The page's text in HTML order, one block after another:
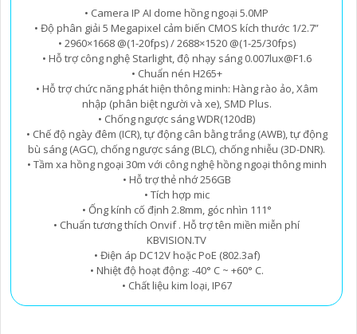
• Camera IP AI dome hồng ngoại 5.0MP
• Độ phân giải 5 Megapixel cảm biến CMOS kích thước 1/2.7”
• 2960×1668 @(1-20fps) / 2688×1520 @(1-25/30fps)
• Hỗ trợ công nghệ Starlight, độ nhạy sáng 0.007lux@F1.6
• Chuẩn nén H265+
• Hỗ trợ chức năng phát hiện thông minh: Hàng rào ảo, Xâm
nhập (phân biệt người và xe), SMD Plus.
• Chống ngược sáng WDR(120dB)
• Chế độ ngày đêm (ICR), tự động cân bằng trắng (AWB), tự động
bù sáng (AGC), chống ngược sáng (BLC), chống nhiễu (3D-DNR).
• Tầm xa hồng ngoại 30m với công nghệ hồng ngoại thông minh
• Hỗ trợ thẻ nhớ 256GB
• Tích hợp mic
• Ống kính cố định 2.8mm, góc nhìn 111°
• Chuẩn tương thích Onvif . Hỗ trợ tên miền miễn phí
KBVISION.TV
• Điện áp DC12V hoặc PoE (802.3af)
• Nhiệt độ hoạt động: -40° C ~ +60° C.
• Chất liệu kim loại, IP67